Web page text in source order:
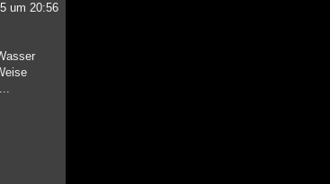
um 20:56